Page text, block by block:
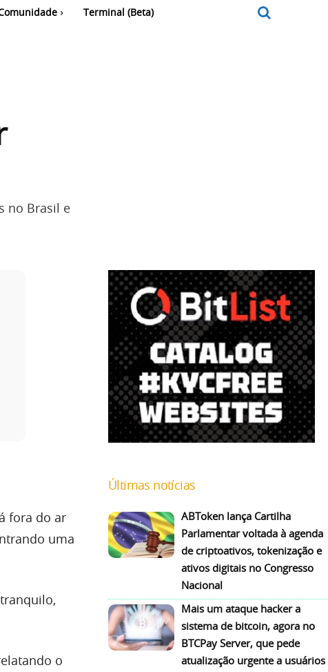
Terminal (Beta)
no Brasil e
fora do ar
uma
o
Últimas notícias
ABToken lança Cartilha
Parlamentar voltada à agenda
de criptoativos, tokenização e
ativos digitais no Congresso
Nacional
Mais um ataque hacker a
sistema de bitcoin, agora no
BTCPay Server, que pede
atualização urgente a usuários